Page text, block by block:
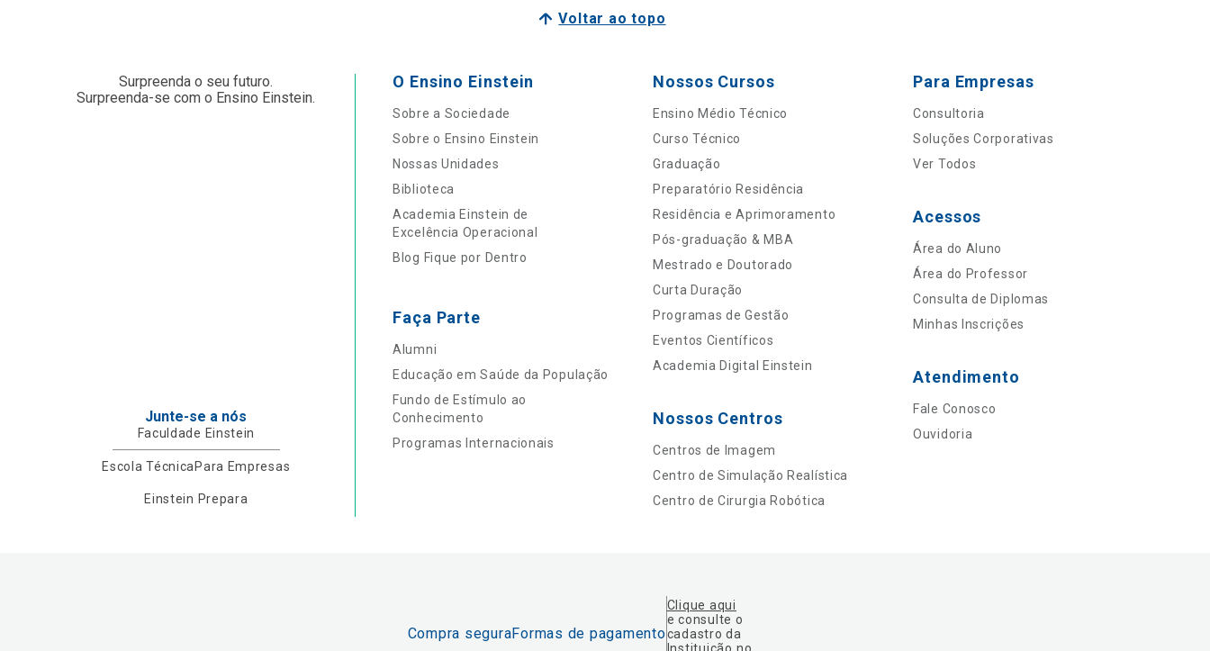
Voltar ao topo
Surpreenda o seu futuro.
Surpreenda-se com o Ensino Einstein.
Junte-se a nós
Faculdade Einstein
Escola Técnica Para Empresas
Einstein Prepara
O Ensino Einstein
Sobre a Sociedade
Sobre o Ensino Einstein
Nossas Unidades
Biblioteca
Academia Einstein de
Excelência Operacional
Blog Fique por Dentro
Faça Parte
Alumni
Educação em Saúde da População
Fundo de Estímulo ao
Conhecimento
Programas Internacionais
Nossos Cursos
Ensino Médio Técnico
Curso Técnico
Graduação
Preparatório Residência
Residência e Aprimoramento
Pós-graduação & MBA
Mestrado e Doutorado
Curta Duração
Programas de Gestão
Eventos Científicos
Academia Digital Einstein
Nossos Centros
Centros de Imagem
Centro de Simulação Realística
Centro de Cirurgia Robótica
Para Empresas
Consultoria
Soluções Corporativas
Ver Todos
Acessos
Área do Aluno
Área do Professor
Consulta de Diplomas
Minhas Inscrições
Atendimento
Fale Conosco
Ouvidoria
Compra seguraFormas de pagamento
Clique aqui
e consulte o
cadastro da